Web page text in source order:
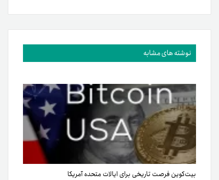
نوشته های مشابه
بیت‌کوین فرصت تاریخی برای ایالات متحده آمریکا